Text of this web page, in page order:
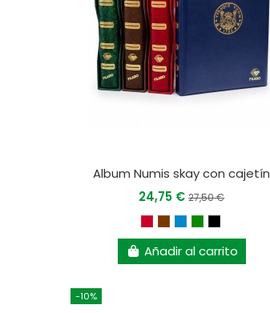
Album Numis skay con cajetín
24,75 €27,50 €
Añadir al carrito
-10%